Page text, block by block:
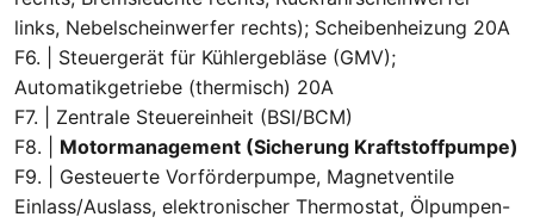
links, Nebelscheinwerfer rechts); Scheibenheizung 20A
F6. | Steuergerät für Kühlergebläse (GMV);
Automatikgetriebe (thermisch) 20A
F7. | Zentrale Steuereinheit (BSI/BCM)
F8. | Motormanagement (Sicherung Kraftstoffpumpe)
F9. | Gesteuerte Vorförderpumpe, Magnetventile
Einlass/Auslass, elektronischer Thermostat, Ölpumpen-